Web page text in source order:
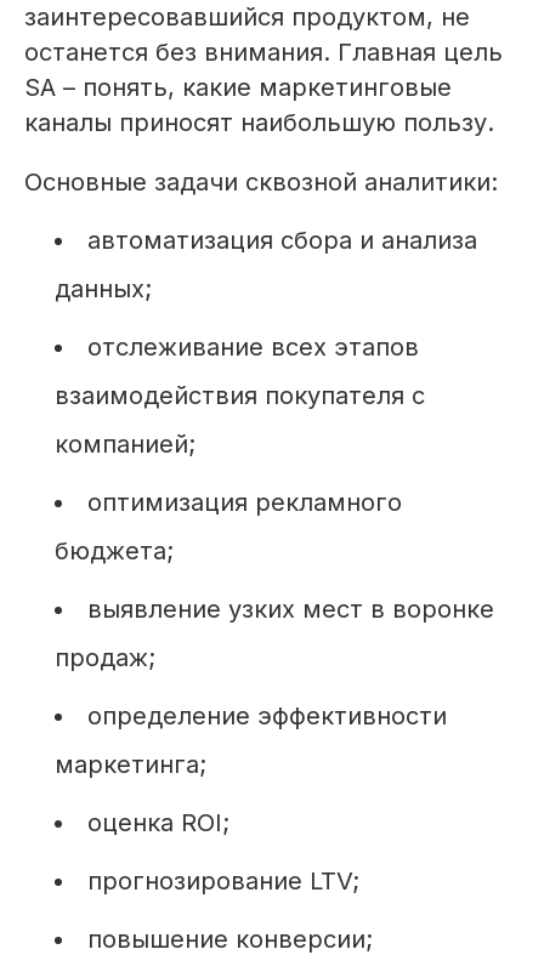
заинтересовавшийся продуктом, не
останется без внимания. Главная цель
SA – понять, какие маркетинговые
каналы приносят наибольшую пользу.
Основные задачи сквозной аналитики:
автоматизация сбора и анализа
данных;
отслеживание всех этапов
взаимодействия покупателя с
компанией;
оптимизация рекламного
бюджета;
выявление узких мест в воронке
продаж;
определение эффективности
маркетинга;
оценка ROI;
прогнозирование LTV;
повышение конверсии;